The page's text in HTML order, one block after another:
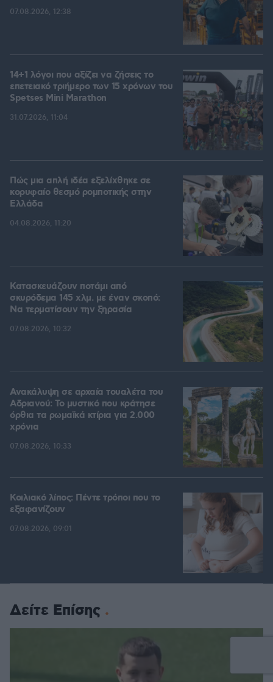
07.08.2026, 12:38
14+1 λόγοι που αξίζει να ζήσεις το
επετειακό τριήμερο των 15 χρόνων του
Spetses Mini Marathon
31.07.2026, 11:04
Πώς μια απλή ιδέα εξελίχθηκε σε
κορυφαίο θεσμό ρομποτικής στην
Ελλάδα
04.08.2026, 11:20
Κατασκευάζουν ποτάμι από
σκυρόδεμα 145 χλμ. με έναν σκοπό:
Να τερματίσουν την ξηρασία
07.08.2026, 10:32
Ανακάλυψη σε αρχαία τουαλέτα του
Αδριανού: Το μυστικό που κράτησε
όρθια τα ρωμαϊκά κτίρια για 2.000
χρόνια
07.08.2026, 10:33
Κοιλιακό λίπος: Πέντε τρόποι που το
εξαφανίζουν
07.08.2026, 09:01
Δείτε Επίσης